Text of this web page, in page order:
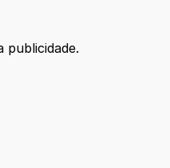
publicidade.